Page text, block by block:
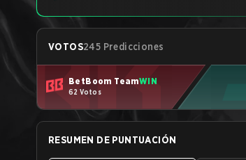
VOTOS245 Predicciones
BetBoom TeamWIN
62 Votos
RESUMEN DE PUNTUACIÓN